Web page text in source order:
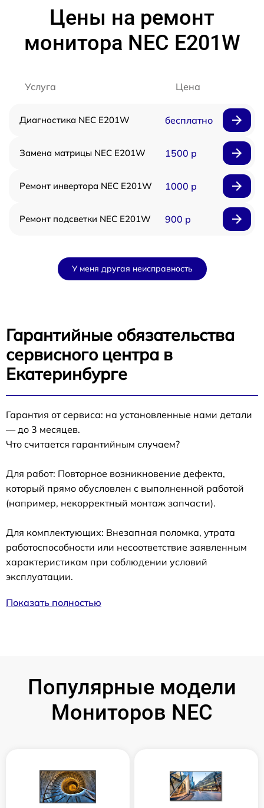
Цены на ремонт
монитора NEC E201W
Услуга Цена
Диагностика NEC E201W бесплатно
Замена матрицы NEC E201W 1500 р
Ремонт инвертора NEC E201W 1000 р
Ремонт подсветки NEC E201W 900 р
У меня другая неисправность
Гарантийные обязательства
сервисного центра в
Екатеринбурге
Гарантия от сервиса: на установленные нами детали
— до 3 месяцев.
Что считается гарантийным случаем?
Для работ: Повторное возникновение дефекта,
который прямо обусловлен с выполненной работой
(например, некорректный монтаж запчасти).
Для комплектующих: Внезапная поломка, утрата
работоспособности или несоответствие заявленным
характеристикам при соблюдении условий
эксплуатации.
Показать полностью
Популярные модели
Мониторов NEC